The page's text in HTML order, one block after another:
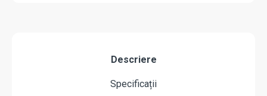
Descriere
Specificații